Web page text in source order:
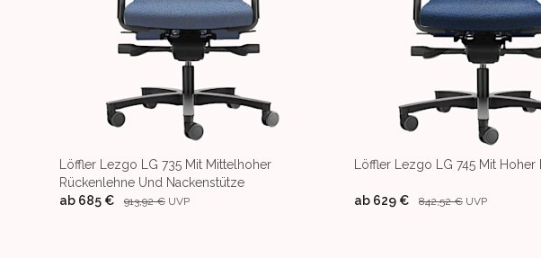
Löffler Lezgo LG 735 Mit Mittelhoher
Rückenlehne Und Nackenstütze
ab 685 € 913,92 € UVP
Löffler Lezgo LG 745 Mit Hoher
ab 629 € 842,52 € UVP